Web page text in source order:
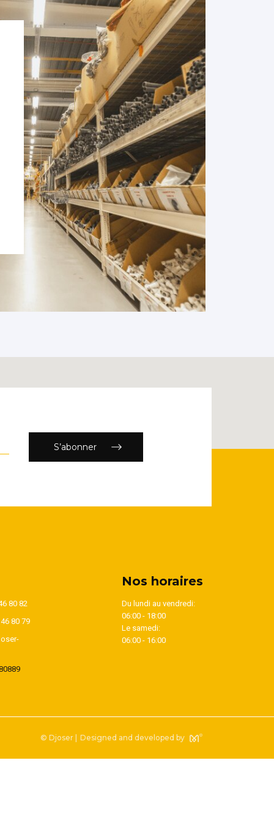
S’abonner
80 82
80 79
Nos horaires
Du lundi au vendredi:
06:00 - 18:00
Le samedi:
06:00 - 16:00
© Djoser | Designed and developed by